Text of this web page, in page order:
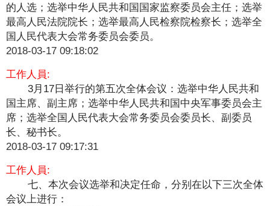
的人选；选举中华人民共和国国家监察委员会主任；选举
最高人民法院院长；选举最高人民检察院检察长；选举全
国人民代表大会常务委员会委员。
2018-03-17 09:18:02
工作人員:
3月17日举行的第五次全体会议：选举中华人民共和
国主席、副主席；选举中华人民共和国中央军事委员会主
席；选举全国人民代表大会常务委员会委员长、副委员
长、秘书长。
2018-03-17 09:17:31
工作人員:
七、本次会议选举和决定任命，分别在以下三次全体
会议上进行：